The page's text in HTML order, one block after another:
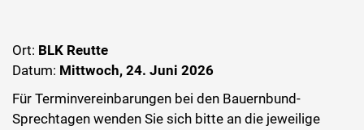
Ort: BLK Reutte
Datum: Mittwoch, 24. Juni 2026
Für Terminvereinbarungen bei den Bauernbund-
Sprechtagen wenden Sie sich bitte an die jeweilige